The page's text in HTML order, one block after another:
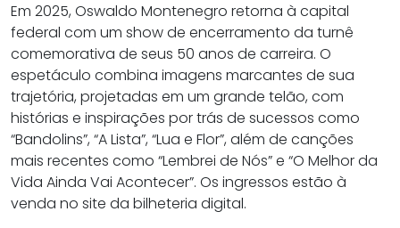
Em 2025, Oswaldo Montenegro retorna à capital
federal com um show de encerramento da turnê
comemorativa de seus 50 anos de carreira. O
espetáculo combina imagens marcantes de sua
trajetória, projetadas em um grande telão, com
histórias e inspirações por trás de sucessos como
“Bandolins”, “A Lista”, “Lua e Flor”, além de canções
mais recentes como “Lembrei de Nós” e “O Melhor da
Vida Ainda Vai Acontecer”. Os ingressos estão à
venda no site da bilheteria digital.